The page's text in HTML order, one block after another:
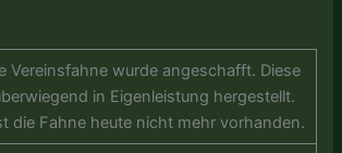
Vereinsfahne wurde angeschafft. Diese
in Eigenleistung hergestellt.
die Fahne heute nicht mehr vorhanden.